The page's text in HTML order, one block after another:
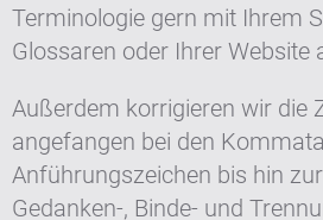
Terminologie gern mit Ihrem
Glossaren oder Ihrer Website
Außerdem korrigieren wir die
angefangen bei den
Anführungszeichen bis hin
Gedanken-, Binde- und